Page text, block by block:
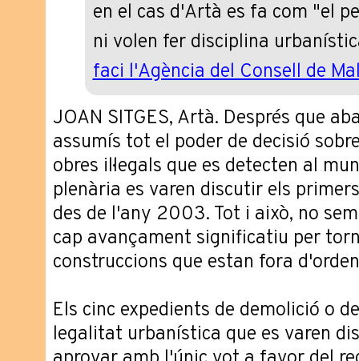
en el cas d'Artà es fa com "el
ni volen fer disciplina
faci l'Agència del Consell de
JOAN SITGES, Artà. Després que
assumís tot el poder de decisió
obres il·legals que es detecten al
plenària es varen discutir els
des de l'any 2003. Tot i això, no
cap avançament significatiu per
construccions que estan fora
Els cinc expedients de demolició o
legalitat urbanística que es varen